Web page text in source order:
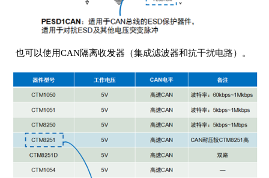
也可以使用CAN隔离收发器（集成滤波器和抗干扰电路）。